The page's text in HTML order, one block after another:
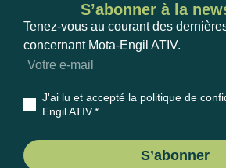
S’abonner à la
Tenez-vous au courant des
concernant Mota-Engil ATIV.
J'ai lu et accepté la politique de
Engil ATIV.*
S’abonner